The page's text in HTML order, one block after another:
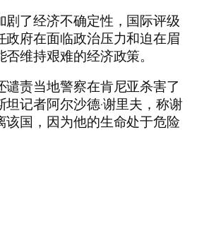
剧了经济不确定性，国际评级
政府在面临政治压力和迫在眉
维持艰难的经济政策。
谴责当地警察在肯尼亚杀害了
坦记者阿尔沙德·谢里夫，称谢
该国，因为他的生命处于危险